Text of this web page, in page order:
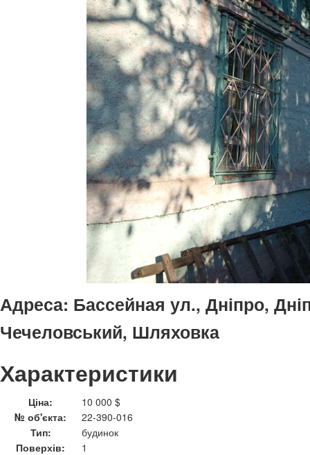
Адреса: Бассейная ул., Дніпро,
Чечеловський, Шляховка
Характеристики
Ціна:
10 000 $
№ об'єкта:
22-390-016
Тип:
будинок
Поверхів:
1